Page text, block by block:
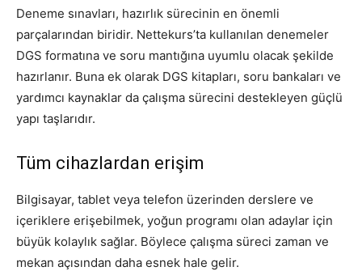
Deneme sınavları, hazırlık sürecinin en önemli
parçalarından biridir. Nettekurs’ta kullanılan denemeler
DGS formatına ve soru mantığına uyumlu olacak şekilde
hazırlanır. Buna ek olarak DGS kitapları, soru bankaları ve
yardımcı kaynaklar da çalışma sürecini destekleyen güçlü
yapı taşlarıdır.
Tüm cihazlardan erişim
Bilgisayar, tablet veya telefon üzerinden derslere ve
içeriklere erişebilmek, yoğun programı olan adaylar için
büyük kolaylık sağlar. Böylece çalışma süreci zaman ve
mekan açısından daha esnek hale gelir.